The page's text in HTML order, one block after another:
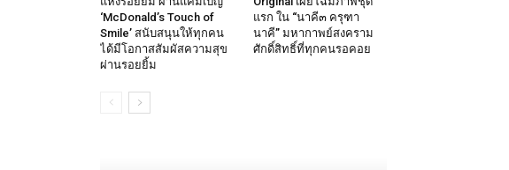
‘McDonald’s Touch of
Smile’ สนับสนุนให้ทุกคน
ได้มีโอกาสสัมผัสความสุข
ผ่านรอยยิ้ม
แรก ใน “นาคี๓ ครุฑา
นาคี” มหากาพย์สงคราม
ศักดิ์สิทธิ์ที่ทุกคนรอคอย